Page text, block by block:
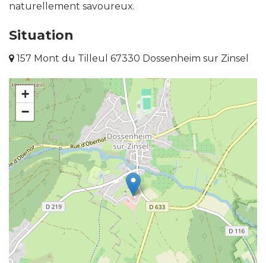
naturellement savoureux.
Situation
157 Mont du Tilleul 67330 Dossenheim sur Zinsel
+
−